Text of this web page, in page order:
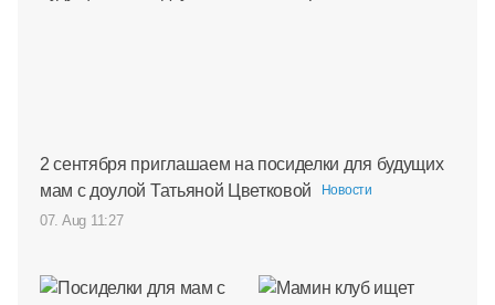
2 сентября приглашаем на посиделки для будущих
мам с доулой Татьяной Цветковой
Новости
07. Aug 11:27